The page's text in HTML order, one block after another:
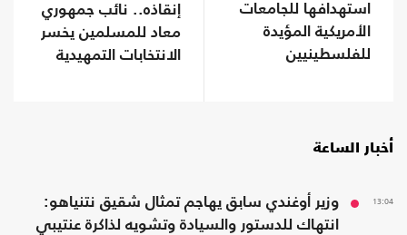
استهدافها للجامعات
الأمريكية المؤيدة
للفلسطينيين
إنقاذه.. نائب جمهوري
معاد للمسلمين يخسر
الانتخابات التمهيدية
أخبار الساعة
13:04
وزير أوغندي سابق يهاجم تمثال شقيق نتنياهو:
انتهاك للدستور والسيادة وتشويه لذاكرة عنتيبي